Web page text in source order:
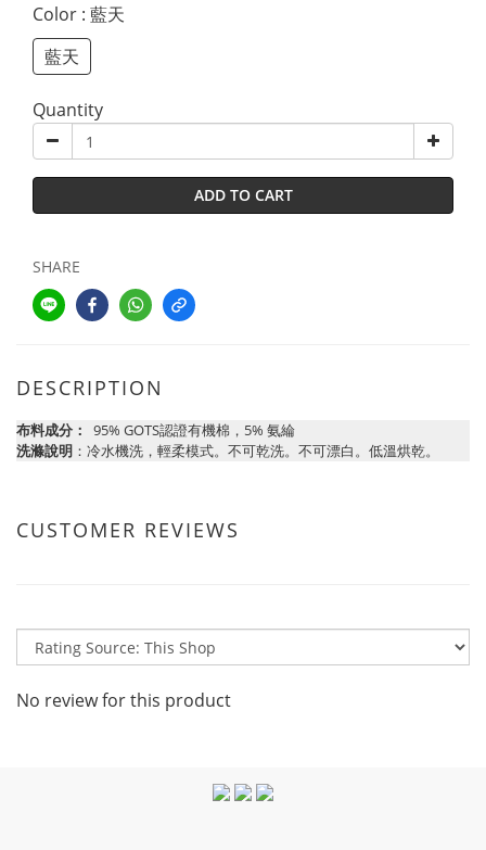
Color : 藍天
藍天
Quantity
ADD TO CART
SHARE
DESCRIPTION
布料成分：
95% GOTS認證有機棉，5% 氨綸
洗滌說明 ：冷水機洗，輕柔模式。不可乾洗。不可漂白。低溫烘乾。
CUSTOMER REVIEWS
No review for this product